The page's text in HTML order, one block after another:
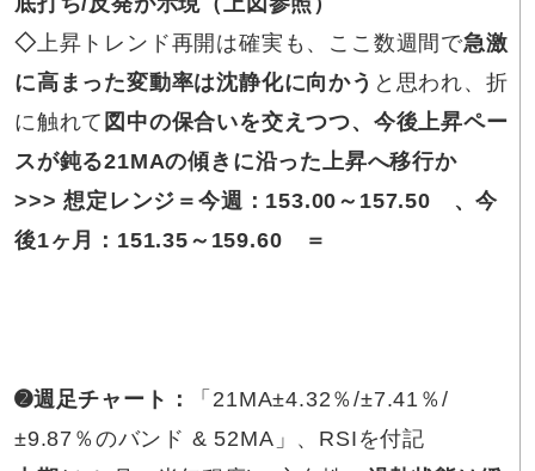
◇上昇トレンド再開は確実も、ここ数週間で急激
に高まった変動率は沈静化に向かう と思われ、折
に触れて 図中の保合いを交えつつ、今後上昇ペー
スが鈍る21MAの傾きに沿った上昇へ移行か
>>> 想定レンジ＝ 今週： 153.00～157.50 、今
後1ヶ月： 151.35～159.60 ＝
➋週足チャート：
「21MA±4.32％/±7.41％/
±9.87％のバンド & 52MA」、RSIを付記